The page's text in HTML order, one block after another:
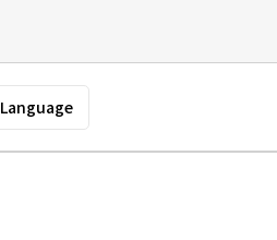
Language